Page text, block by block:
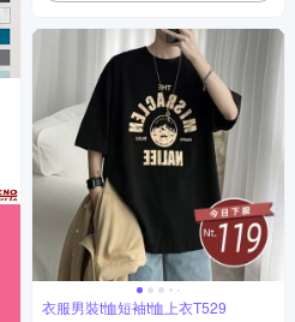
衣服男裝t恤短袖t恤上衣T529